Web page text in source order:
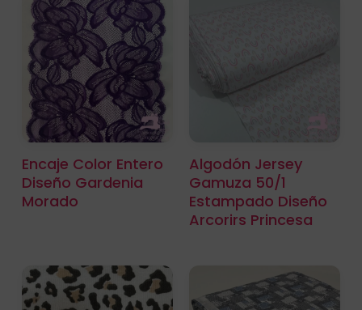
Encaje Color Entero
Diseño Gardenia
Morado
Algodón Jersey
Gamuza 50/1
Estampado Diseño
Arcorirs Princesa